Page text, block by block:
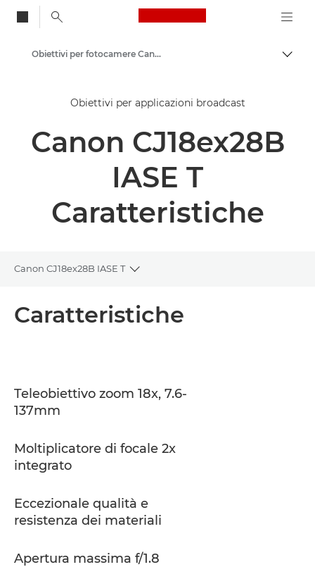
Canon Logo, back
Obiettivi per fotocamere Canon
Obiettivi per applicazioni broadcast
Canon CJ18ex28B
IASE T
Caratteristiche
Canon CJ18ex28B IASE T
Toggle breadcrumbs
Caratteristiche
Teleobiettivo zoom 18x, 7.6-
137mm
Moltiplicatore di focale 2x
integrato
Eccezionale qualità e
resistenza dei materiali
Apertura massima f/1.8